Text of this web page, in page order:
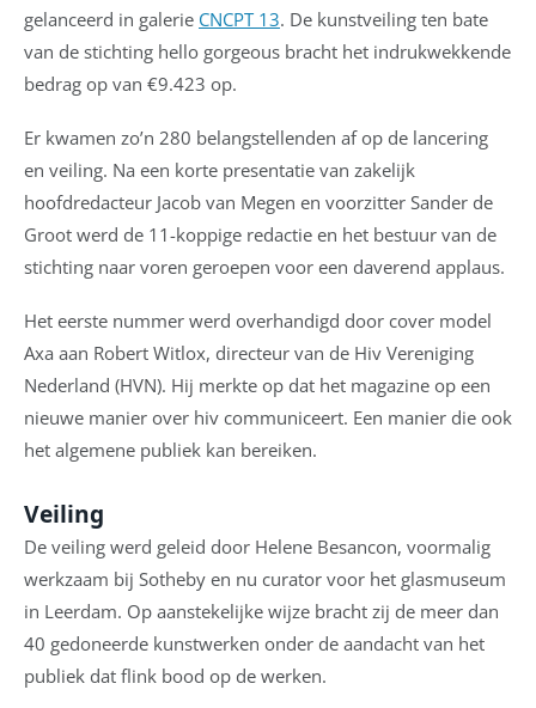
gelanceerd in galerie CNCPT 13. De kunstveiling ten bate
van de stichting hello gorgeous bracht het indrukwekkende
bedrag op van €9.423 op.
Er kwamen zo’n 280 belangstellenden af op de lancering
en veiling. Na een korte presentatie van zakelijk
hoofdredacteur Jacob van Megen en voorzitter Sander de
Groot werd de 11-koppige redactie en het bestuur van de
stichting naar voren geroepen voor een daverend applaus.
Het eerste nummer werd overhandigd door cover model
Axa aan Robert Witlox, directeur van de Hiv Vereniging
Nederland (HVN). Hij merkte op dat het magazine op een
nieuwe manier over hiv communiceert. Een manier die ook
het algemene publiek kan bereiken.
Veiling
De veiling werd geleid door Helene Besancon, voormalig
werkzaam bij Sotheby en nu curator voor het glasmuseum
in Leerdam. Op aanstekelijke wijze bracht zij de meer dan
40 gedoneerde kunstwerken onder de aandacht van het
publiek dat flink bood op de werken.